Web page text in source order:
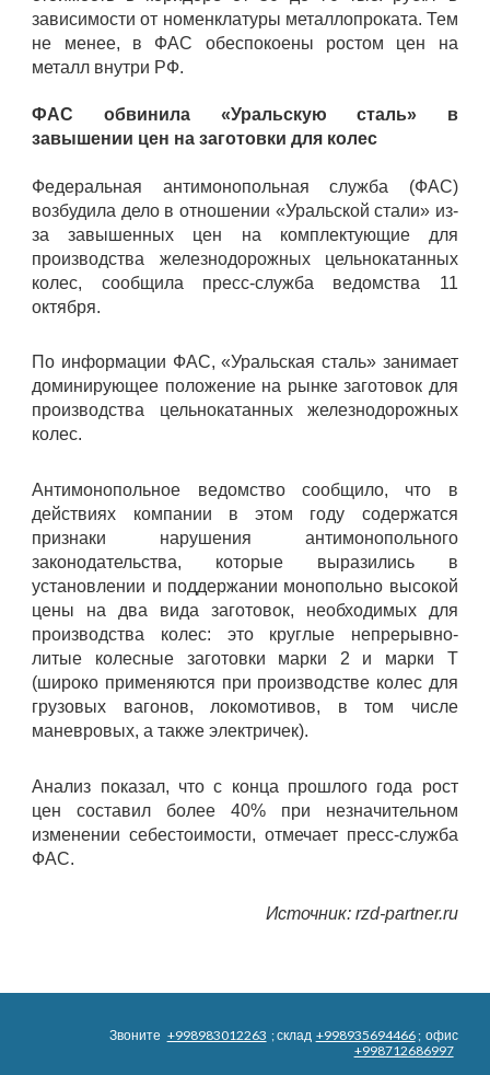
зависимости от номенклатуры металлопроката. Тем
не менее, в ФАС обеспокоены ростом цен на
металл внутри РФ.
ФАС обвинила «Уральскую сталь» в
завышении цен на заготовки для колес
Федеральная антимонопольная служба (ФАС)
возбудила дело в отношении «Уральской стали» из-
за завышенных цен на комплектующие для
производства железнодорожных цельнокатанных
колес, сообщила пресс-служба ведомства 11
октября.
По информации ФАС, «Уральская сталь» занимает
доминирующее положение на рынке заготовок для
производства цельнокатанных железнодорожных
колес.
Антимонопольное ведомство сообщило, что в
действиях компании в этом году содержатся
признаки нарушения антимонопольного
законодательства, которые выразились в
установлении и поддержании монопольно высокой
цены на два вида заготовок, необходимых для
производства колес: это круглые непрерывно-
литые колесные заготовки марки 2 и марки Т
(широко применяются при производстве колес для
грузовых вагонов, локомотивов, в том числе
маневровых, а также электричек).
Анализ показал, что с конца прошлого года рост
цен составил более 40% при незначительном
изменении себестоимости, отмечает пресс-служба
ФАС.
Источник: rzd-partner.ru
Звоните +998983012263 ; склад +998935694466; офис
+998712686997